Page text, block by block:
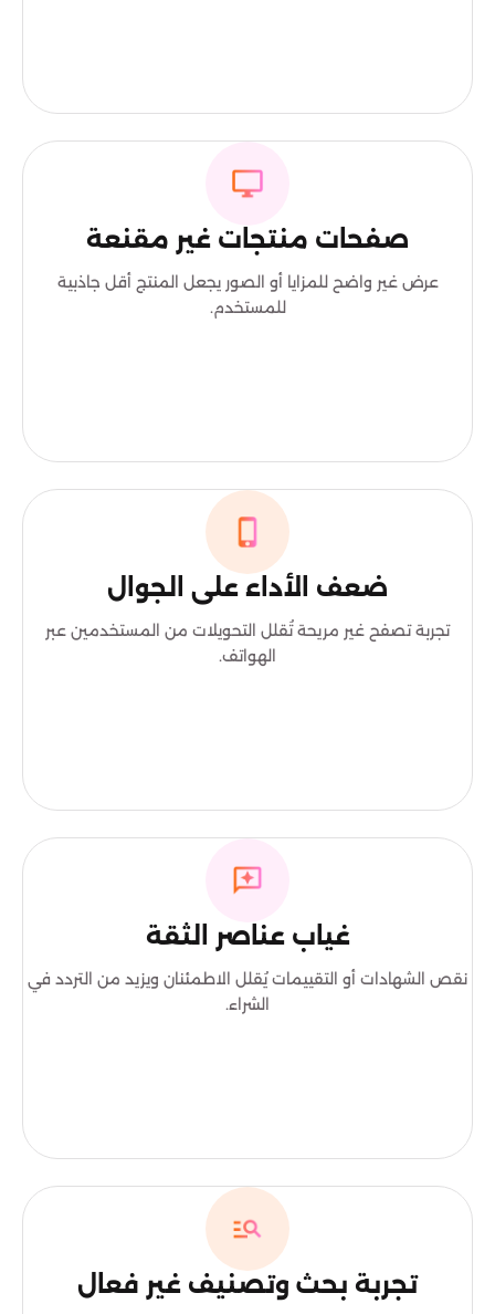
صفحات منتجات غير مقنعة
عرض غير واضح للمزايا أو الصور يجعل المنتج أقل جاذبية
للمستخدم.
ضعف الأداء على الجوال
تجربة تصفح غير مريحة تُقلل التحويلات من المستخدمين عبر
الهواتف.
غياب عناصر الثقة
نقص الشهادات أو التقييمات يُقلل الاطمئنان ويزيد من التردد في
الشراء.
تجربة بحث وتصنيف غير فعال